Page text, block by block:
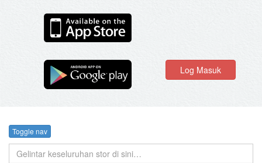
Log Masuk
Toggle nav